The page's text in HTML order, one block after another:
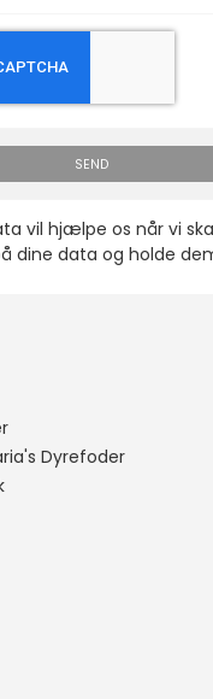
SEND
vil hjælpe os når vi
dine data og holde
Dyrefoder